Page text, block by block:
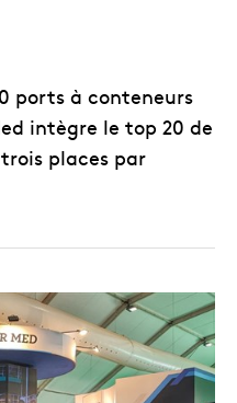
ports à conteneurs
intègre le top 20 de
places par